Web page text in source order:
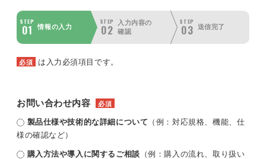
STEP
01 情報の入力
STEP
02
入力内容の
確認
STEP
03 送信完了
必須 は入力必須項目です。
お問い合わせ内容 必須
製品仕様や技術的な詳細について （例：対応規格、機能、仕
様の確認など）
購入方法や導入に関するご相談 （例：購入の流れ、取り扱い